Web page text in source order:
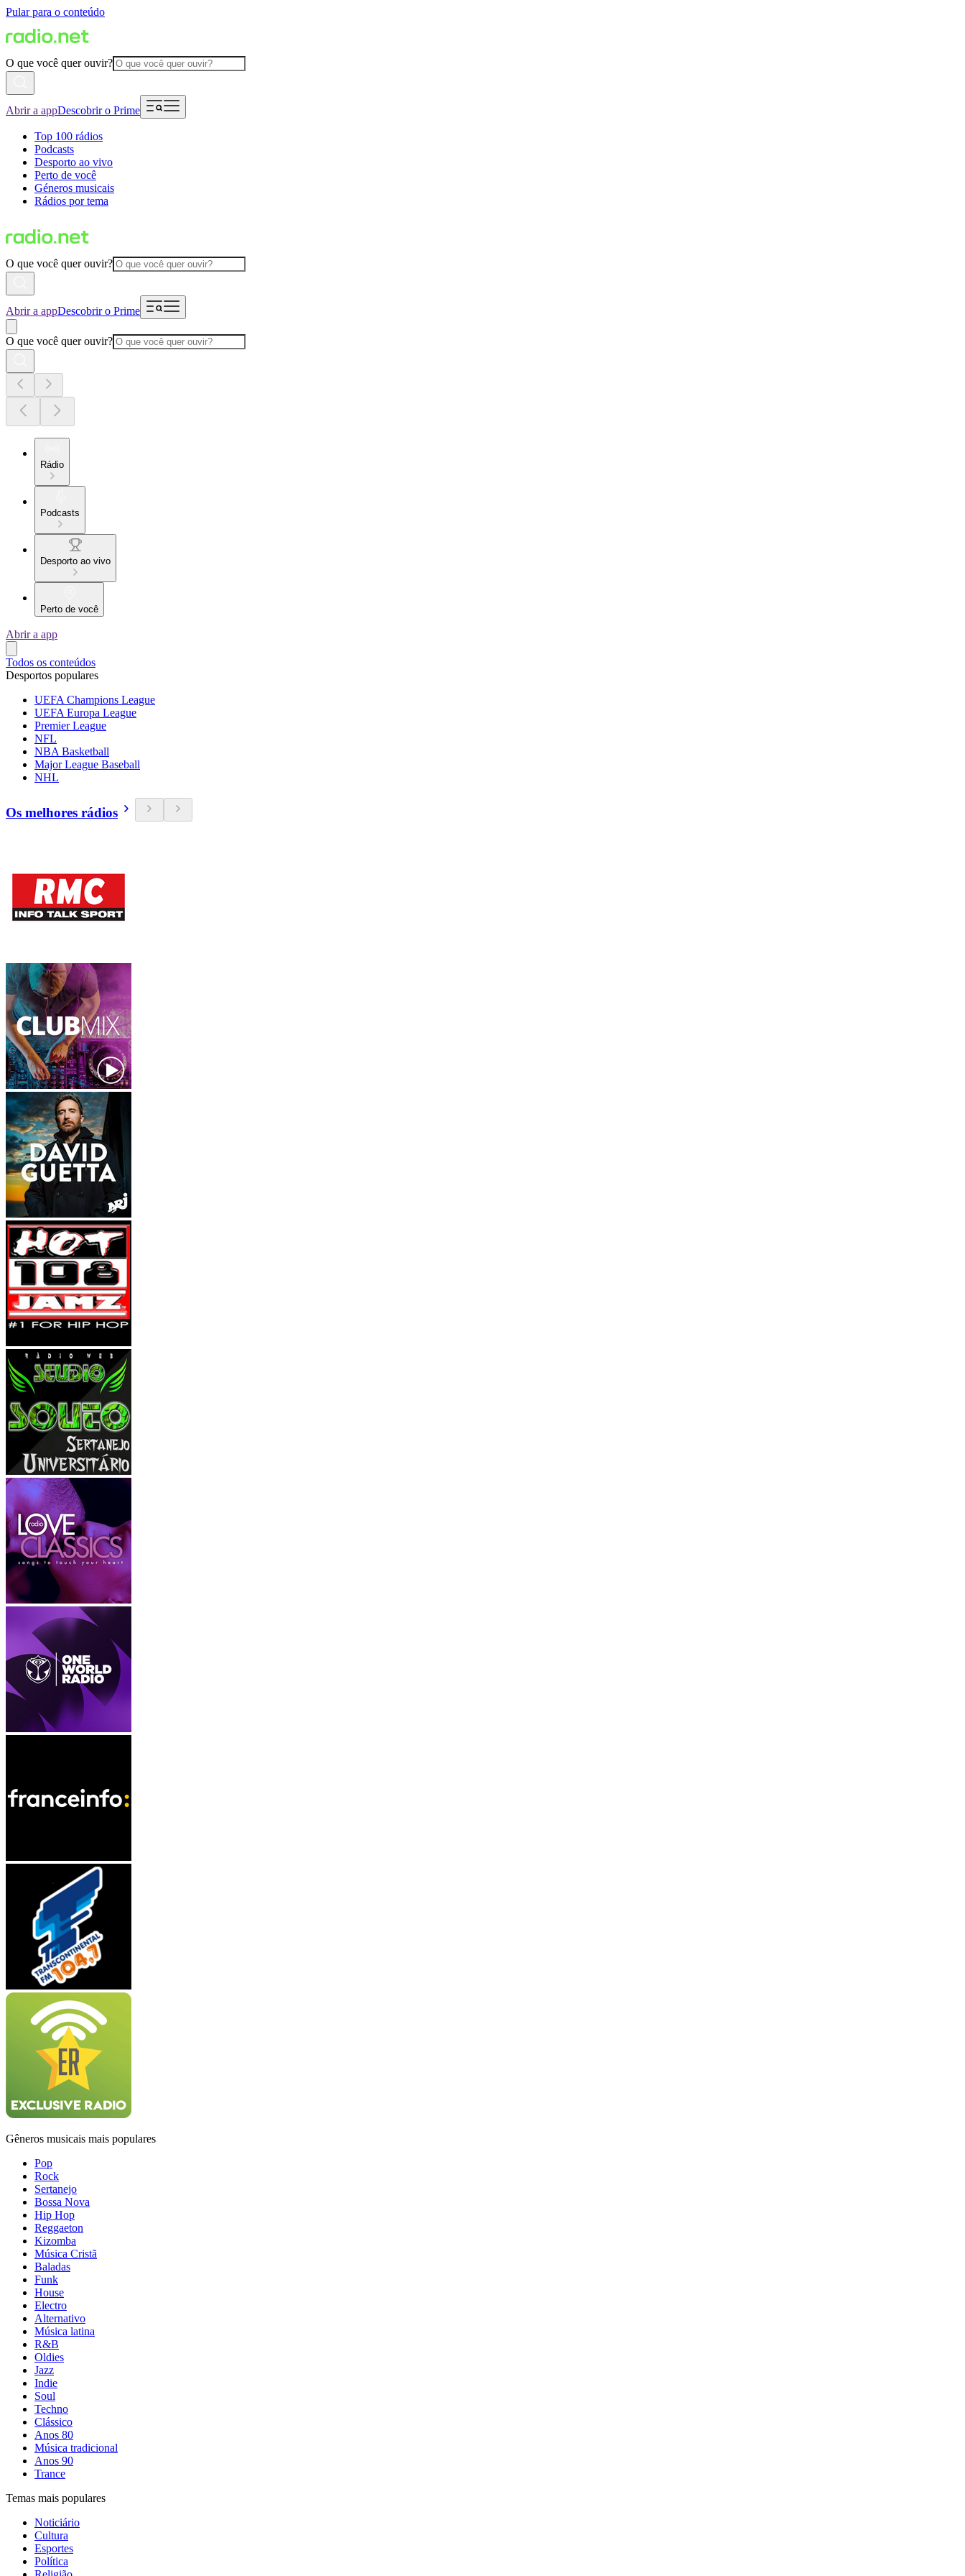
Pular para o conteúdo
O que você quer ouvir?
Abrir a appDescobrir o Prime
Top 100 rádios
Podcasts
Desporto ao vivo
Perto de você
Géneros musicais
Rádios por tema
O que você quer ouvir?
Abrir a appDescobrir o Prime
O que você quer ouvir?
Rádio
Podcasts
Desporto ao vivo
Perto de você
Abrir a app
Todos os conteúdos
Desportos populares
UEFA Champions League
UEFA Europa League
Premier League
NFL
NBA Basketball
Major League Baseball
NHL
Os melhores rádios
Gêneros musicais mais populares
Pop
Rock
Sertanejo
Bossa Nova
Hip Hop
Reggaeton
Kizomba
Música Cristã
Baladas
Funk
House
Electro
Alternativo
Música latina
R&B
Oldies
Jazz
Indie
Soul
Techno
Clássico
Anos 80
Música tradicional
Anos 90
Trance
Temas mais populares
Noticiário
Cultura
Esportes
Política